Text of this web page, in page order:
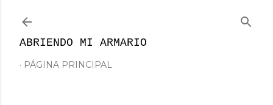
ABRIENDO MI ARMARIO
PÁGINA PRINCIPAL